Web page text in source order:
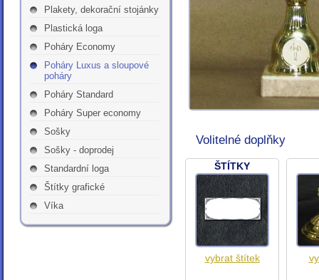
Plakety, dekorační stojánky
Plastická loga
Poháry Economy
Poháry Luxus a sloupové
poháry
Poháry Standard
Poháry Super economy
Sošky
Sošky - doprodej
Standardní loga
Štítky grafické
Víka
Volitelné doplňky
ŠTÍTKY
vybrat štítek